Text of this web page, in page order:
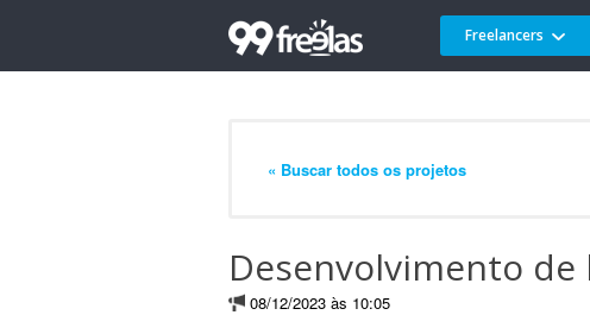
Freelancers
« Buscar todos os projetos
Desenvolvimento de
08/12/2023 às 10:05